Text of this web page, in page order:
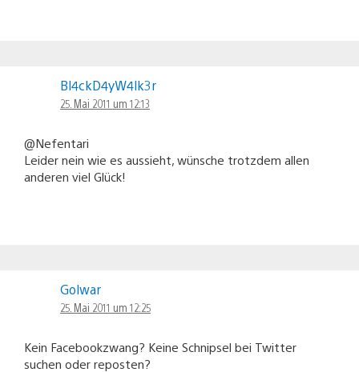
Bl4ckD4yW4lk3r
25. Mai 2011 um 12:13
@Nefentari
Leider nein wie es aussieht, wünsche trotzdem allen
anderen viel Glück!
Golwar
25. Mai 2011 um 12:25
Kein Facebookzwang? Keine Schnipsel bei Twitter
suchen oder reposten?